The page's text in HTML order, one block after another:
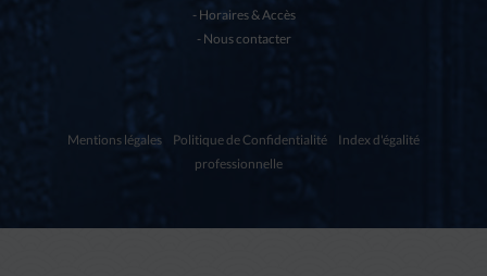
Horaires & Accès
Nous contacter
Mentions légales Politique de Confidentialité
Index d'égalité
professionnelle